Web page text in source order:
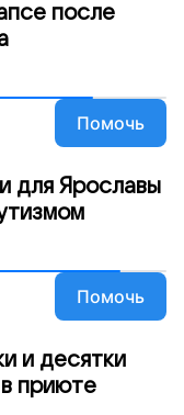
после
Помочь
для Ярославы
Помочь
и десятки
приюте